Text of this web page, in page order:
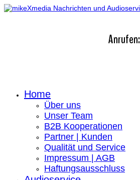
Anrufen:
Home
Über uns
Unser Team
B2B Kooperationen
Partner | Kunden
Qualität und Service
Impressum | AGB
Haftungsausschluss